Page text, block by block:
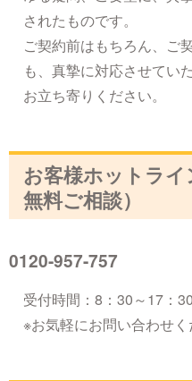
されたものです。
ご契約前はもちろん、ご
も、真摯に対応させてい
お立ち寄りください。
お客様ホットライ
無料ご相談）
0120-957-757
受付時間：8：30～17：
※お気軽にお問い合わせ